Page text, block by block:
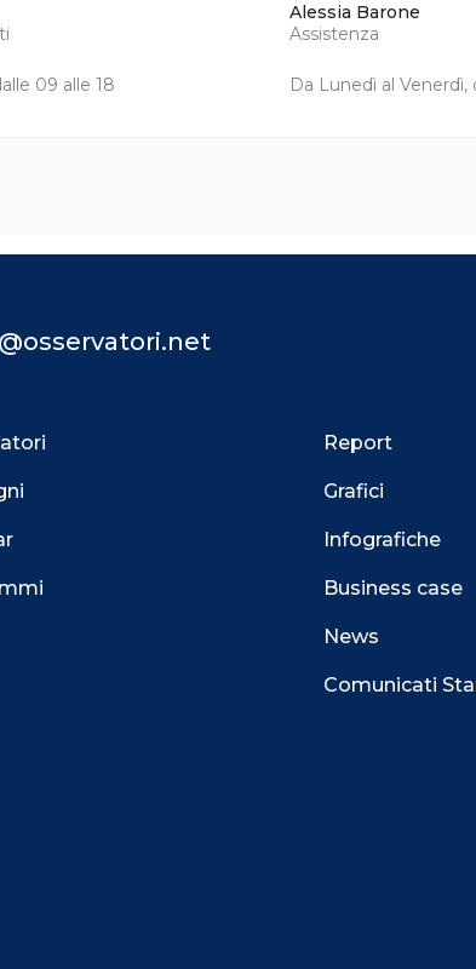
09 alle 18
Alessia Barone
Assistenza
Da Lunedì al Venerdì,
Report
Grafici
Infografiche
Business case
News
Comunicati